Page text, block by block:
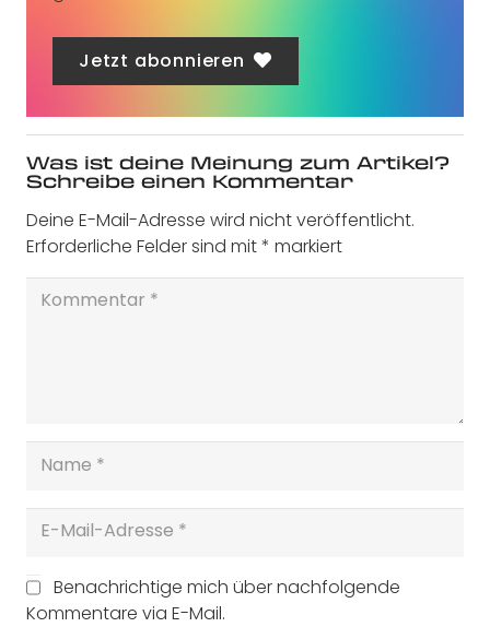
Jetzt abonnieren
Was ist deine Meinung zum Artikel?
Schreibe einen Kommentar
Deine E-Mail-Adresse wird nicht veröffentlicht.
Erforderliche Felder sind mit* markiert
Benachrichtige mich über nachfolgende
Kommentare via E-Mail.